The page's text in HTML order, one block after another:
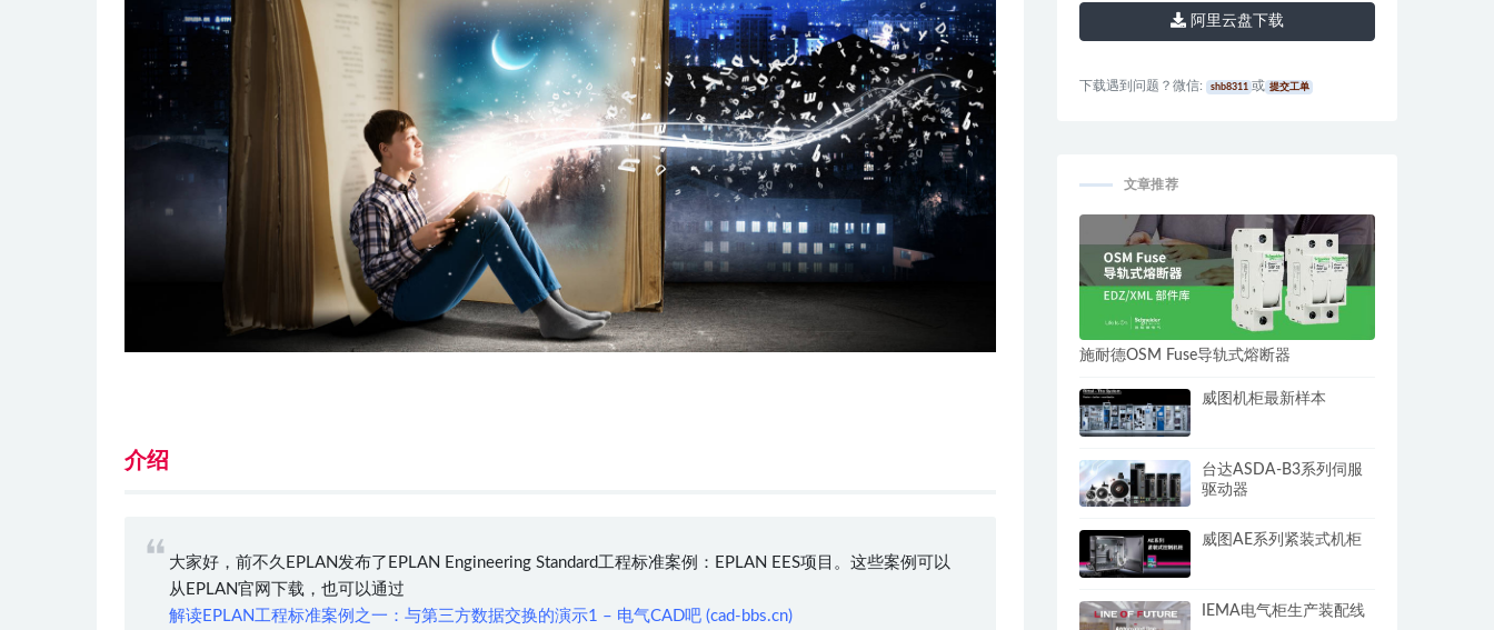
介绍
大家好，前不久EPLAN发布了EPLAN Engineering Standard工程标准案例：EPLAN EES项目。这些案例可以
从EPLAN官网下载，也可以通过
解读EPLAN工程标准案例之一：与第三方数据交换的演示1 – 电气CAD吧 (cad-bbs.cn)
阿里云盘下载
下载遇到问题？微信: shb8311 或 提交工单
文章推荐
施耐德OSM Fuse导轨式熔断器
威图机柜最新样本
台达ASDA-B3系列伺服
驱动器
威图AE系列紧装式机柜
IEMA电气柜生产装配线